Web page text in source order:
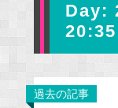
Day:
20:35
過去の記事